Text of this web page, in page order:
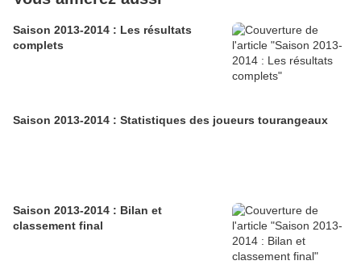
Saison 2013-2014 : Les résultats
complets
Saison 2013-2014 : Statistiques des joueurs tourangeaux
Saison 2013-2014 : Bilan et
classement final